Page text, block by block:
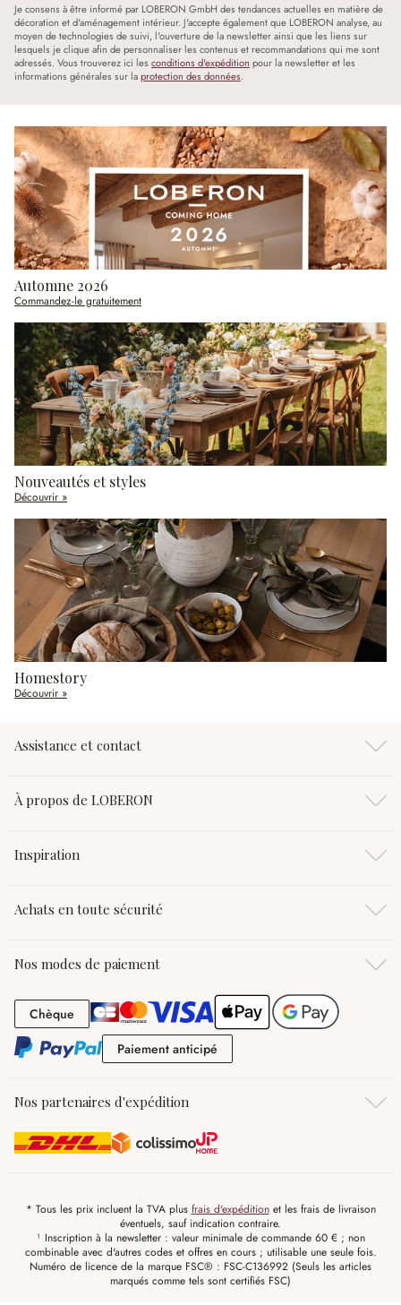
Je consens à être informé par LOBERON GmbH des tendances actuelles en matière de
décoration et d'aménagement intérieur. J'accepte également que LOBERON analyse, au
moyen de technologies de suivi, l'ouverture de la newsletter ainsi que les liens sur
lesquels je clique afin de personnaliser les contenus et recommandations qui me sont
adressés. Vous trouverez ici les conditions d'expédition pour la newsletter et les
informations générales sur laprotection des données.
Automne 2026
Commandez-le gratuitement
Nouveautés et styles
Découvrir »
Homestory
Découvrir »
Assistance et contact
À propos de LOBERON
Inspiration
Achats en toute sécurité
Nos modes de paiement
Chèque Chèque
Paiement anticipé
Nos partenaires d'expédition
* Tous les prix incluent la TVA plus frais d'expéditionet les frais de livraison
éventuels, sauf indication contraire.
¹ Inscription à la newsletter : valeur minimale de commande 60 € ; non
combinable avec d'autres codes et offres en cours ; utilisable une seule fois.
Numéro de licence de la marque FSC® : FSC-C136992 (Seuls les articles
marqués comme tels sont certifiés FSC)